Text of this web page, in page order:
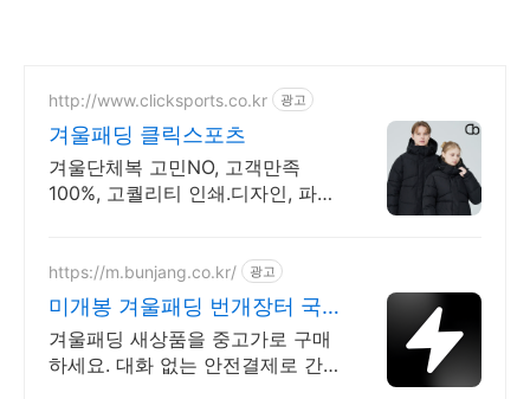
http://www.clicksports.co.kr 광고
겨울패딩 클릭스포츠
겨울단체복 고민NO, 고객만족
100%, 고퀄리티 인쇄.디자인, 파격
https://m.bunjang.co.kr/ 광고
미개봉 겨울패딩 번개장터 국
내 최대 브랜드 중고거래
겨울패딩 새상품을 중고가로 구매
하세요. 대화 없는 안전결제로 간